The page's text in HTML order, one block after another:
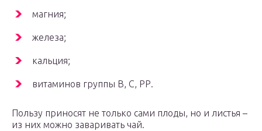
магния;
железа;
кальция;
витаминов группы В, С, РР.
Пользу приносят не только сами плоды, но и листья –
из них можно заваривать чай.